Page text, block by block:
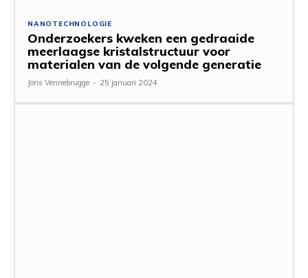
NANOTECHNOLOGIE
Onderzoekers kweken een gedraaide
meerlaagse kristalstructuur voor
materialen van de volgende generatie
Joris Vennebrugge - 25 januari 2024